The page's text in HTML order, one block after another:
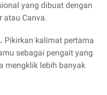
yang dibuat dengan
atau Canva.
Pikirkan kalimat pertama
sebagai pengait yang
mengklik lebih banyak